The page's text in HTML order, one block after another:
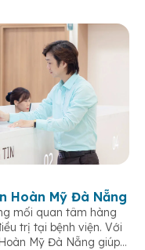
Hoàn Mỹ Đà Nẵng
mối quan tâm hàng
trị tại bệnh viện. Với
Mỹ Đà Nẵng giúp